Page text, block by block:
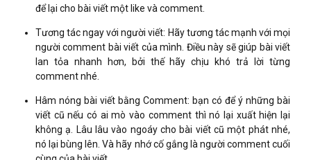
để lại cho bài viết một like và comment.
Tương tác ngay với người viết: Hãy tương tác mạnh với mọi
người comment bài viết của mình. Điều này sẽ giúp bài viết
lan tỏa nhanh hơn, bởi thế hãy chịu khó trả lời từng
comment nhé.
Hâm nóng bài viết bằng Comment: bạn có để ý những bài
viết cũ nếu có ai mò vào comment thì nó lại xuất hiện lại
không ạ. Lâu lâu vào ngoáy cho bài viết cũ một phát nhé,
nó lại bùng lên. Và hãy nhớ cố gắng là người comment cuối